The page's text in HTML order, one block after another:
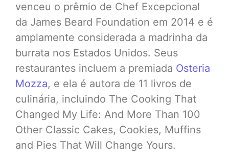
venceu o prêmio de Chef Excepcional
da James Beard Foundation em 2014 e é
amplamente considerada a madrinha da
burrata nos Estados Unidos. Seus
restaurantes incluem a premiada Osteria
Mozza, e ela é autora de 11 livros de
culinária, incluindo The Cooking That
Changed My Life: And More Than 100
Other Classic Cakes, Cookies, Muffins
and Pies That Will Change Yours.